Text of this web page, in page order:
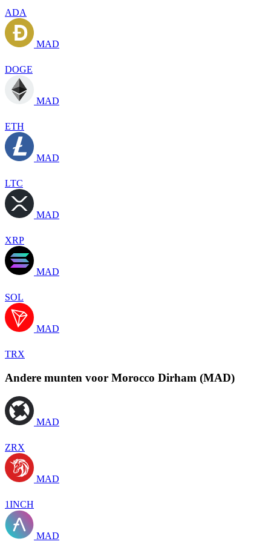
ADA
MAD
DOGE
MAD
ETH
MAD
LTC
MAD
XRP
MAD
SOL
MAD
TRX
Andere munten voor Morocco Dirham (MAD)
MAD
ZRX
MAD
1INCH
MAD